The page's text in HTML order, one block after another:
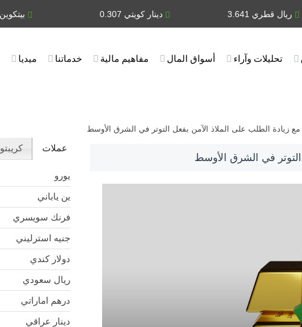
بيتكوين 66,342.10 3.641 دينار كويتي 0.307
تحليلات وآراء أسواق المال مفاهيم مالية خدماتنا ميديا
زيادة الطلب على الملاذ الآمن بفعل التوتر في الشرق الأوسط
في الشرق الأوسط
عملات كريبتو
يورو
ين ياباني
فرنك سويسري
جنيه استرليني
دولار كندي
ريال سعودي
درهم اماراتي
دينار عراقي